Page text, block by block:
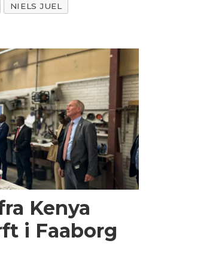
NIELS JUEL
Kenya
i Faaborg